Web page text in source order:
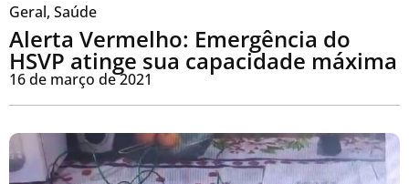
Geral, Saúde
Alerta Vermelho: Emergência do
HSVP atinge sua capacidade máxima
16 de março de 2021